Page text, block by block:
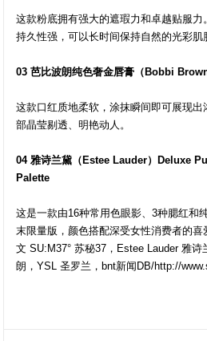
这款粉底拥有强大的遮瑕力和卓越贴服力
持久性强，可以长时间保持自然的光彩肌
03 芭比波朗纯色奢金唇膏（Bobbi
这款口红质地柔软，涂抹瞬间即可展现
部晶莹剔透、明艳动人。
04 雅诗兰黛（Estee Lauder）Deluxe
Palette
这是一款由16种常用色眼影、3种腮红和
末限量版，颜色搭配深受女性消费者的
文 SU:M37° 苏秘37，Estee Lauder 雅诗
朗，YSL 圣罗兰，bnt新闻DB/http://